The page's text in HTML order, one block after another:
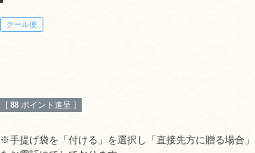
クール便
[ 88 ポイント進呈 ]
※手提げ袋を「付ける」を選択し「直接先方に贈る場合